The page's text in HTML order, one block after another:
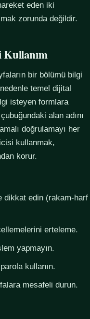
eden iki
zorunda değildir.
bir bölümü bilgi
temel dijital
isteyen formlara
alan adını
doğrulamayı her
kullanmak,
korur.
dikkat edin (rakam-harf
erteleme.
yapmayın.
kullanın.
mesafeli durun.